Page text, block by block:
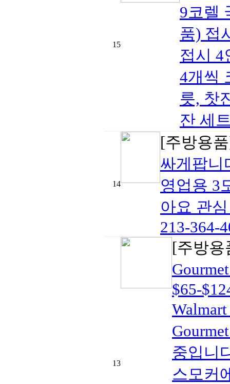
15
9코렐
품) 접
접시 4
4개씩
릇, 찻
잔 세
14
[주방용
싸게팝니
영업용 3
아요 관
213-364-
13
[주방
$65-
중입니
스모커